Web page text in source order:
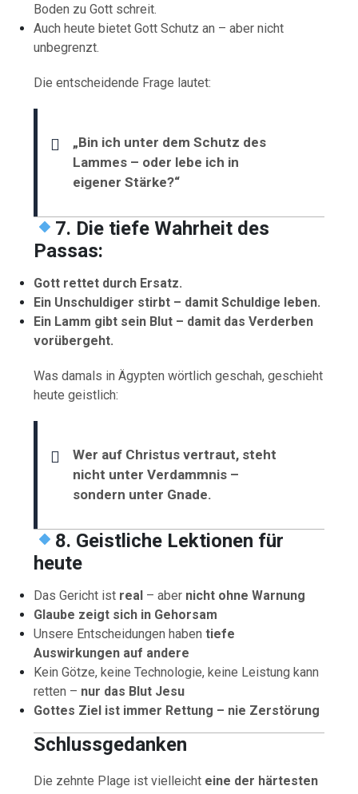
Boden zu Gott schreit.
Auch heute bietet Gott Schutz an – aber nicht
unbegrenzt.
Die entscheidende Frage lautet:
„Bin ich unter dem Schutz des
Lammes – oder lebe ich in
eigener Stärke?“
7. Die tiefe Wahrheit des
Passas:
Gott rettet durch Ersatz.
Ein Unschuldiger stirbt – damit Schuldige leben.
Ein Lamm gibt sein Blut – damit das Verderben
vorübergeht.
Was damals in Ägypten wörtlich geschah, geschieht
heute geistlich:
Wer auf Christus vertraut, steht
nicht unter Verdammnis –
sondern unter Gnade.
8. Geistliche Lektionen für
heute
Das Gericht ist real – aber nicht ohne Warnung
Glaube zeigt sich in Gehorsam
Unsere Entscheidungen habentiefe
Auswirkungen auf andere
Kein Götze, keine Technologie, keine Leistung kann
retten – nur das Blut Jesu
Gottes Ziel ist immer Rettung – nie Zerstörung
Schlussgedanken
Die zehnte Plage ist vielleicht eine der härtesten